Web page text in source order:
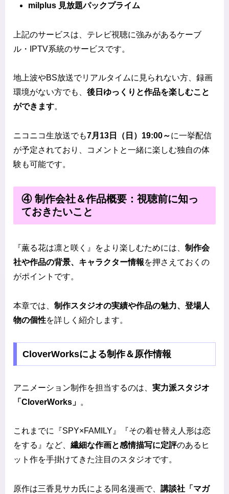
milplus 見放題パックプライム
上記のサービスは、テレビ視聴に強みがあるケーブ
ル・IPTV系統のサービスです。
地上波やBS放送でリアルタイムに見られない方、録画
環境がない方でも、 後日ゆっくりと作品を楽しむこと
ができます。
ニコニコ生放送でも7月13日（日）19:00～に一挙配信
が予定されており、コメントと一緒に楽しむ独自の体
験も可能です。
④ 制作会社＆作品概要：視聴前に知っ
ておきたいこと
『薫る花は凛と咲く』をより楽しむためには、 制作会
社や作品の背景、キャラクター情報を押さえておくの
がポイントです。
本章では、 制作スタジオの実績や作品の魅力、登場人
物の個性を詳しく紹介します。
CloverWorksによる制作＆原作情報
アニメーション制作を担当するのは、 実力派スタジオ
「CloverWorks」 。
これまでに『SPY×FAMILY』『その着せ替え人形は恋
をする』など、 繊細な作画と感情描写に定評のあるヒ
ット作を手掛けてきた注目のスタジオです。
原作は三香見サカ氏による同名漫画で、 講談社「マガ